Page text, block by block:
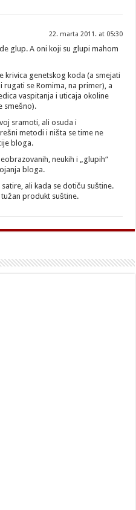
22. marta 2011. at 05:30
glup. A oni koji su glupi mahom
krivica genetskog koda (a smejati
rugati se Romima, na primer), a
vaspitanja i uticaja okoline
smešno).
sramoti, ali osuda i
metodi i ništa se time ne
bloga.
neukih i „glupih“
bloga.
ali kada se dotiču suštine.
produkt suštine.